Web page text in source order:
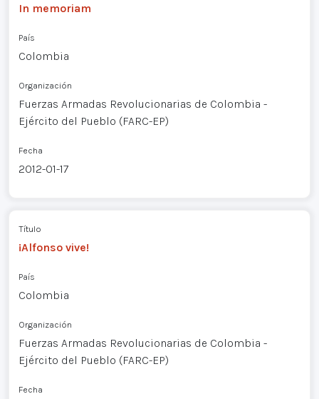
In memoriam
País
Colombia
Organización
Fuerzas Armadas Revolucionarias de Colombia -
Ejército del Pueblo (FARC-EP)
Fecha
2012-01-17
Título
¡Alfonso vive!
País
Colombia
Organización
Fuerzas Armadas Revolucionarias de Colombia -
Ejército del Pueblo (FARC-EP)
Fecha